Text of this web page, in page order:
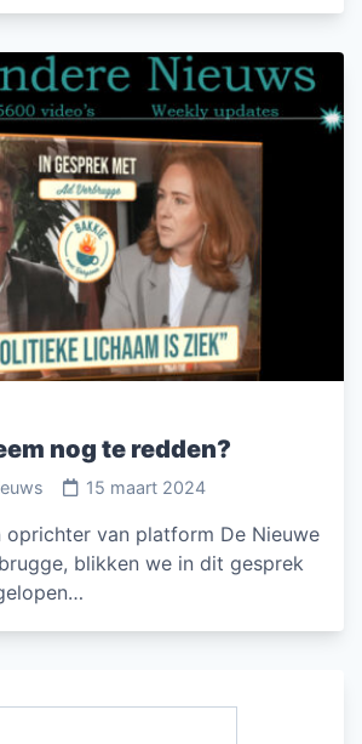
nog te redden?
15 maart 2024
van platform De Nieuwe
blikken we in dit gesprek